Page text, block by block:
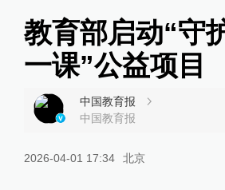
教育部启动“守
一课”公益项目
中国教育报
中国教育报
2026-04-01 17:34 北京